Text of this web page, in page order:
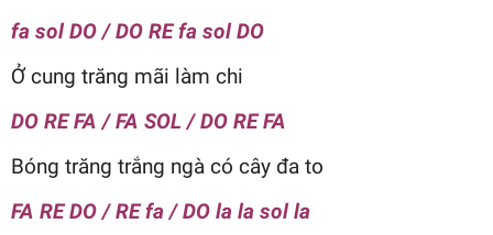
fa sol DO / DO RE fa sol DO
Ở cung trăng mãi làm chi
DO RE FA / FA SOL / DO RE FA
Bóng trăng trắng ngà có cây đa to
FA RE DO / RE fa / DO la la sol la